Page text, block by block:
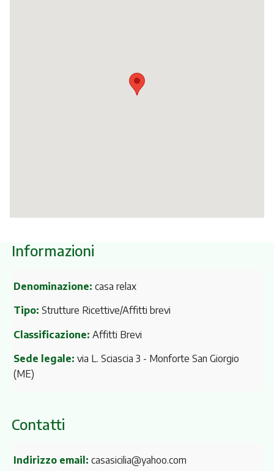
Informazioni
Denominazione: casa relax
Tipo: Strutture Ricettive/Affitti brevi
Classificazione: Affitti Brevi
Sede legale: via L. Sciascia 3 - Monforte San Giorgio
(ME)
Contatti
Indirizzo email: casasicilia@yahoo.com